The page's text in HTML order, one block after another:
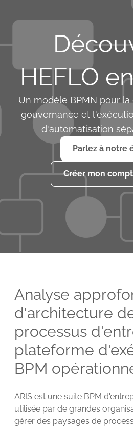
HEFLO
Un modèle BPMN pour
gouvernance et
d'automatisation
Parlez à notre
Créer mon
Analyse
d'architecture
processus
plateforme
BPM
ARIS est une suite BPM
utilisée par de grandes
gérer des paysages de